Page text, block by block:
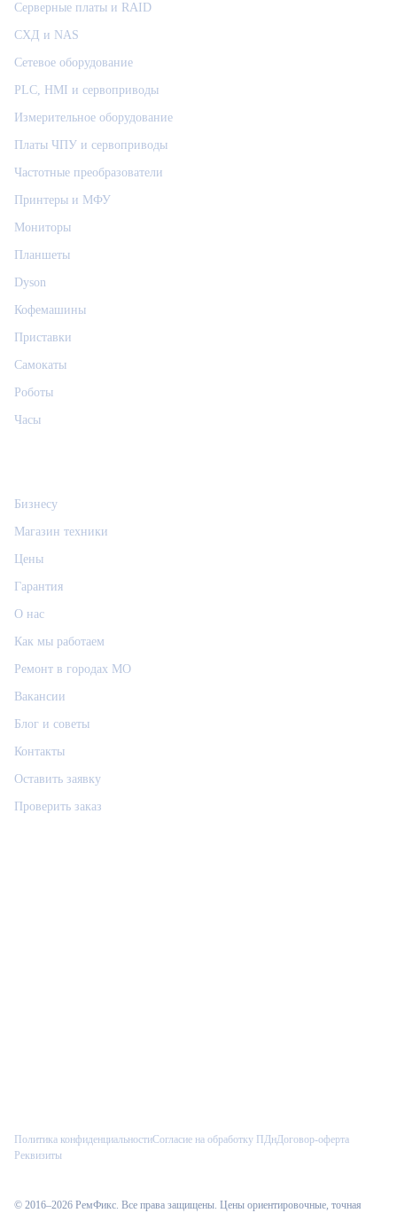
Серверные платы и RAID
СХД и NAS
Сетевое оборудование
PLC, HMI и сервоприводы
Измерительное оборудование
Платы ЧПУ и сервоприводы
Частотные преобразователи
Принтеры и МФУ
Мониторы
Планшеты
Dyson
Кофемашины
Приставки
Самокаты
Роботы
Часы
Бизнесу
Магазин техники
Цены
Гарантия
О нас
Как мы работаем
Ремонт в городах МО
Вакансии
Блог и советы
Контакты
Оставить заявку
Проверить заказ
Политика конфиденциальностиСогласие на обработку ПДнДоговор-оферта
Реквизиты
© 2016–2026 РемФикс. Все права защищены. Цены ориентировочные, точная